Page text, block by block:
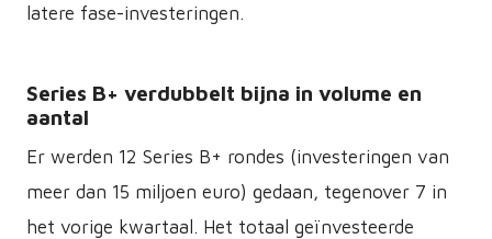
latere fase-investeringen.
Series B+ verdubbelt bijna in volume en
aantal
Er werden 12 Series B+ rondes (investeringen van
meer dan 15 miljoen euro) gedaan, tegenover 7 in
het vorige kwartaal. Het totaal geïnvesteerde